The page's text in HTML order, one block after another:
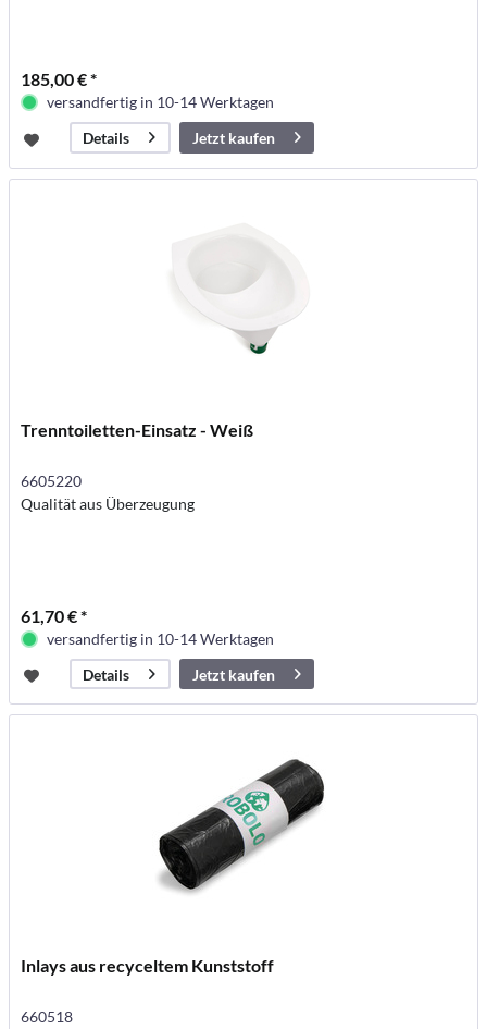
185,00 € *
versandfertig in 10-14 Werktagen
Details
Jetzt kaufen
Trenntoiletten-Einsatz - Weiß
6605220
Qualität aus Überzeugung
61,70 € *
versandfertig in 10-14 Werktagen
Details
Jetzt kaufen
Inlays aus recyceltem Kunststoff
660518